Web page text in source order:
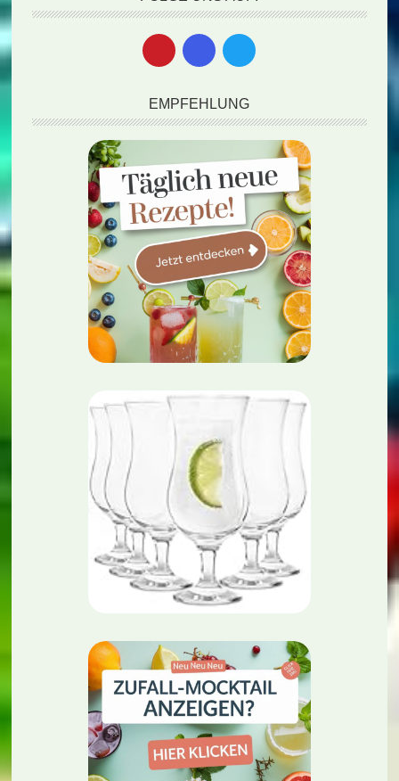
EMPFEHLUNG